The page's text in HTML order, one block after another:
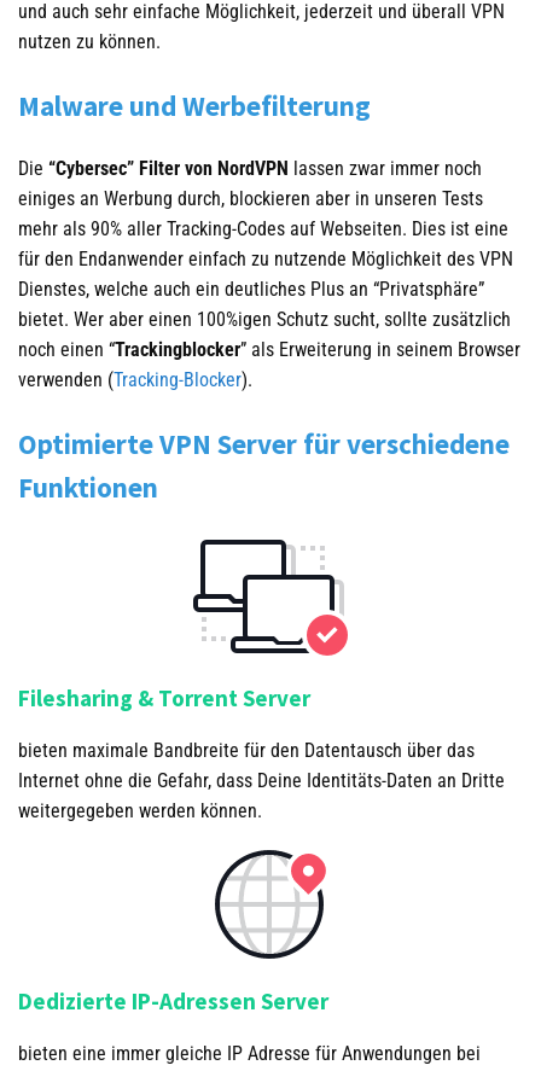
und auch sehr einfache Möglichkeit, jederzeit und überall VPN
nutzen zu können.
Malware und Werbefilterung
Die “Cybersec” Filter von NordVPN
lassen zwar immer noch
einiges an Werbung durch, blockieren aber in unseren Tests
mehr als 90% aller Tracking-Codes auf Webseiten. Dies ist eine
für den Endanwender einfach zu nutzende Möglichkeit des VPN
Dienstes, welche auch ein deutliches Plus an “Privatsphäre”
bietet. Wer aber einen 100%igen Schutz sucht, sollte zusätzlich
noch einen “Trackingblocker” als Erweiterung in seinem Browser
verwenden (Tracking-Blocker).
Optimierte VPN Server für verschiedene
Funktionen
Filesharing & Torrent Server
bieten maximale Bandbreite für den Datentausch über das
Internet ohne die Gefahr, dass Deine Identitäts-Daten an Dritte
weitergegeben werden können.
Dedizierte IP-Adressen Server
bieten eine immer gleiche IP Adresse für Anwendungen bei